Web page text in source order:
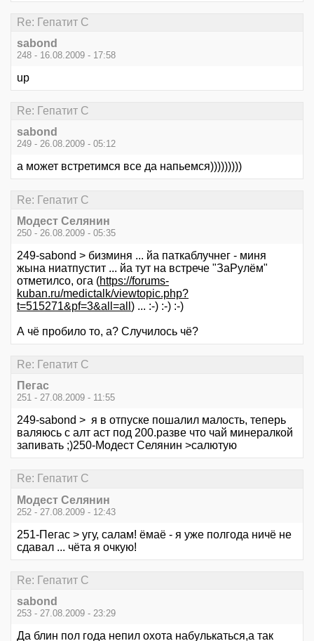
Re: Гепатит С
sabond
248 - 16.08.2009 - 17:58
up
Re: Гепатит С
sabond
249 - 26.08.2009 - 05:12
а может встретимся все да напьемся)))))))))
Re: Гепатит С
Модест Селянин
250 - 26.08.2009 - 05:35
249-sabond > бизминя ... йа паткаблучнег - миня
жына ниатпустит ... йа тут на встрече "ЗаРулём"
отметилсо, ога (https://forums-
kuban.ru/medictalk/viewtopic.php?
t=515271&pf=3&all=all ) ... :-) :-) :-)
А чё пробило то, а? Случилось чё?
Re: Гепатит С
Пегас
251 - 27.08.2009 - 11:55
249-sabond > я в отпуске пошалил малость, теперь
валяюсь с алт аст под 200.разве что чай минералкой
запивать ;)250-Модест Селянин >салютую
Re: Гепатит С
Модест Селянин
252 - 27.08.2009 - 12:43
251-Пегас > угу, салам! ёмаё - я уже полгода ничё не
сдавал ... чёта я очкую!
Re: Гепатит С
sabond
253 - 27.08.2009 - 23:29
Да блин пол года непил охота набулькаться,а так